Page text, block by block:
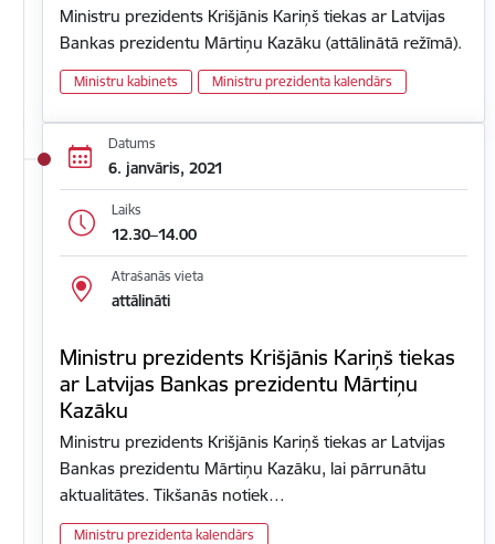
Ministru prezidents Krišjānis Kariņš tiekas ar Latvijas
Bankas prezidentu Mārtiņu Kazāku (attālinātā režīmā).
Ministru kabinets Ministru prezidenta kalendārs
Datums
6. janvāris, 2021
Laiks
12.30–14.00
Atrašanās vieta
attālināti
Ministru prezidents Krišjānis Kariņš tiekas
ar Latvijas Bankas prezidentu Mārtiņu
Kazāku
Ministru prezidents Krišjānis Kariņš tiekas ar Latvijas
Bankas prezidentu Mārtiņu Kazāku, lai pārrunātu
aktualitātes. Tikšanās notiek…
Ministru prezidenta kalendārs